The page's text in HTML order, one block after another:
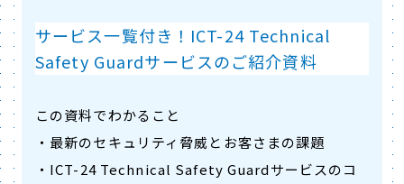
サービス一覧付き！ICT-24 Technical
Safety Guardサービスのご紹介資料
この資料でわかること
・最新のセキュリティ脅威とお客さまの課題
・ICT-24 Technical Safety Guardサービスのコ